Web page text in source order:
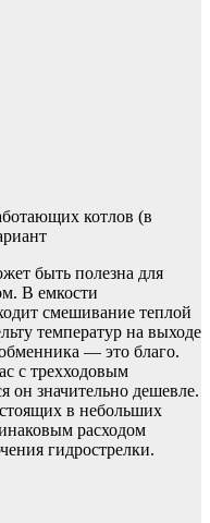
котлов (в
быть полезна для
В емкости
смешивание теплой
температур на выходе
— это благо.
с трехходовым
он значительно дешевле.
в небольших
расходом
гидрострелки.